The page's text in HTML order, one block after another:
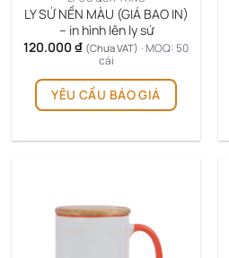
LY SỨ NỀN MÀU (GIÁ BAO IN)
– in hình lên ly sứ
120.000 ₫ (Chưa VAT) · MOQ: 50
cái
YÊU CẦU BÁO GIÁ